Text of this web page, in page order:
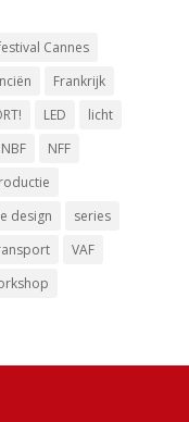
Cannes
Frankrijk
LED
licht
NBF
NFF
design
series
VAF